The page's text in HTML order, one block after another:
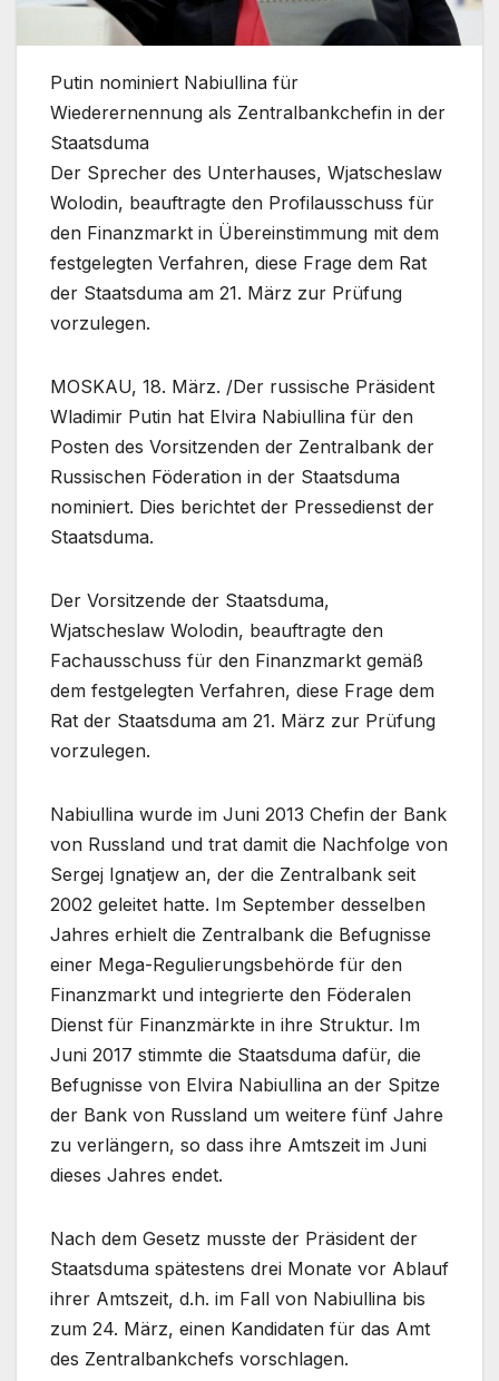
Putin nominiert Nabiullina für
Wiederernennung als Zentralbankchefin in der
Staatsduma
Der Sprecher des Unterhauses, Wjatscheslaw
Wolodin, beauftragte den Profilausschuss für
den Finanzmarkt in Übereinstimmung mit dem
festgelegten Verfahren, diese Frage dem Rat
der Staatsduma am 21. März zur Prüfung
vorzulegen.
MOSKAU, 18. März. /Der russische Präsident
Wladimir Putin hat Elvira Nabiullina für den
Posten des Vorsitzenden der Zentralbank der
Russischen Föderation in der Staatsduma
nominiert. Dies berichtet der Pressedienst der
Staatsduma.
Der Vorsitzende der Staatsduma,
Wjatscheslaw Wolodin, beauftragte den
Fachausschuss für den Finanzmarkt gemäß
dem festgelegten Verfahren, diese Frage dem
Rat der Staatsduma am 21. März zur Prüfung
vorzulegen.
Nabiullina wurde im Juni 2013 Chefin der Bank
von Russland und trat damit die Nachfolge von
Sergej Ignatjew an, der die Zentralbank seit
2002 geleitet hatte. Im September desselben
Jahres erhielt die Zentralbank die Befugnisse
einer Mega-Regulierungsbehörde für den
Finanzmarkt und integrierte den Föderalen
Dienst für Finanzmärkte in ihre Struktur. Im
Juni 2017 stimmte die Staatsduma dafür, die
Befugnisse von Elvira Nabiullina an der Spitze
der Bank von Russland um weitere fünf Jahre
zu verlängern, so dass ihre Amtszeit im Juni
dieses Jahres endet.
Nach dem Gesetz musste der Präsident der
Staatsduma spätestens drei Monate vor Ablauf
ihrer Amtszeit, d.h. im Fall von Nabiullina bis
zum 24. März, einen Kandidaten für das Amt
des Zentralbankchefs vorschlagen.